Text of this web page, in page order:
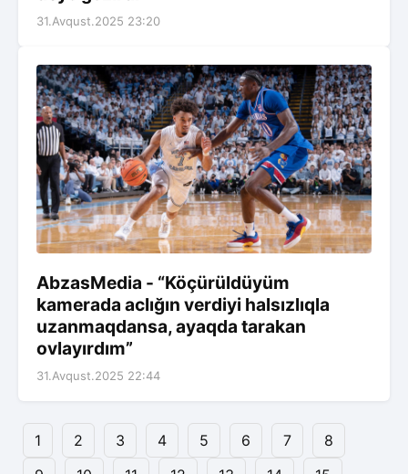
31.Avqust.2025 23:20
AbzasMedia - “Köçürüldüyüm
kamerada aclığın verdiyi halsızlıqla
uzanmaqdansa, ayaqda tarakan
ovlayırdım”
31.Avqust.2025 22:44
1 2 3 4 5 6 7
8